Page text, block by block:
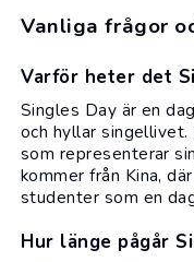
Vanliga frågor
Varför heter det
Singles Day är en
och hyllar
som representerar
kommer från Kina,
studenter som en
Hur länge pågår